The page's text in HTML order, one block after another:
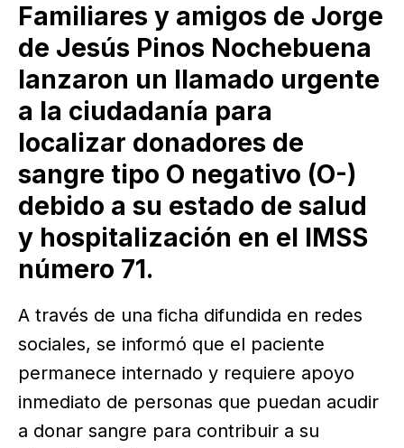
Familiares y amigos de Jorge
de Jesús Pinos Nochebuena
lanzaron un llamado urgente
a la ciudadanía para
localizar donadores de
sangre tipo O negativo (O-)
debido a su estado de salud
y hospitalización en el IMSS
número 71.
A través de una ficha difundida en redes
sociales, se informó que el paciente
permanece internado y requiere apoyo
inmediato de personas que puedan acudir
a donar sangre para contribuir a su